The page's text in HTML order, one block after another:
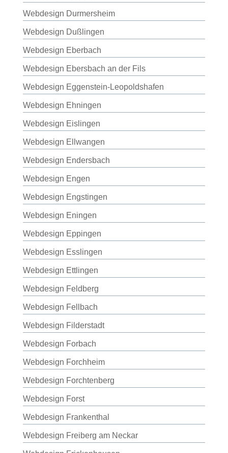
Webdesign Durmersheim
Webdesign Dußlingen
Webdesign Eberbach
Webdesign Ebersbach an der Fils
Webdesign Eggenstein-Leopoldshafen
Webdesign Ehningen
Webdesign Eislingen
Webdesign Ellwangen
Webdesign Endersbach
Webdesign Engen
Webdesign Engstingen
Webdesign Eningen
Webdesign Eppingen
Webdesign Esslingen
Webdesign Ettlingen
Webdesign Feldberg
Webdesign Fellbach
Webdesign Filderstadt
Webdesign Forbach
Webdesign Forchheim
Webdesign Forchtenberg
Webdesign Forst
Webdesign Frankenthal
Webdesign Freiberg am Neckar